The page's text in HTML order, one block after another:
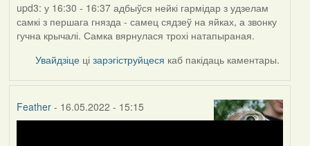
upd3: у 16:30 - 16:37 адбыўся нейкі гармідар з удзелам
самкі з першага гнязда - самец сядзеў на яйках, а звонку
гучна крычалі. Самка вярнулася трохі натапыраная.
Увайдзіце цізарэгіструйцеся каб пакідаць каментары.
Feather- 16.05.2022 - 15:15